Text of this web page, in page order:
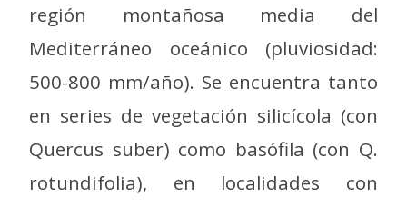
región montañosa media del
Mediterráneo oceánico (pluviosidad:
500-800 mm/año). Se encuentra tanto
en series de vegetación silicícola (con
Quercus suber) como basófila (con Q.
rotundifolia), en localidades con